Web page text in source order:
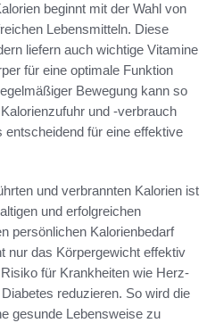
beginnt mit der Wahl von
Lebensmitteln. Diese
liefern auch wichtige Vitamine
für eine optimale Funktion
Bewegung kann so
und -verbrauch
für eine effektive
und verbrannten Kalorien ist
und erfolgreichen
persönlichen Kalorienbedarf
nur das Körpergewicht effektiv
für Krankheiten wie Herz-
reduzieren. So wird die
gesunde Lebensweise zu